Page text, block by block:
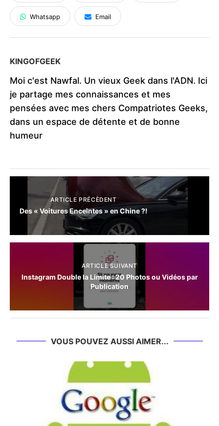
Whatsapp Email
KINGOFGEEK
Moi c'est Nawfal. Un vieux Geek dans l'ADN. Ici
je partage mes connaissances et mes
pensées avec mes chers Compatriotes Geeks,
dans un espace de détente et de bonne
humeur
ARTICLE PRÉCÈDENT
Des « Voitures Enceintes » en Chine ?!
ARTICLE SUIVANT
Instagram Double la Limite : 20 Photos ou Vidéos par
Publication
VOUS POUVEZ AUSSI AIMER...